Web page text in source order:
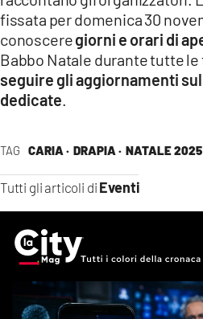
TAG CARIA · DRAPIA · NATALE 2025
Tutti gli articoli di Eventi
fissata per domenica 30
conosceregiorni e orari di
Babbo Natale durante tutte
seguire gli aggiornamenti
dedicate.